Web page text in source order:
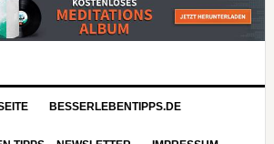
BESSERLEBENTIPPS.DE